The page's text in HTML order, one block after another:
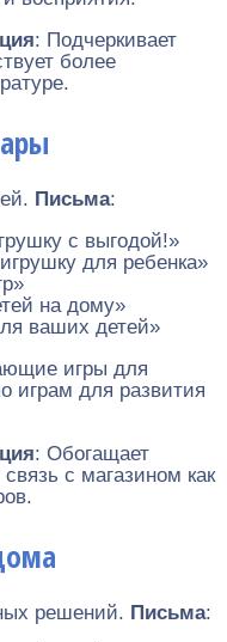
: Подчеркивает
более
Письма:
с выгодой!»
для ребенка»
на дому»
ваших детей»
игры для
играм для развития
: Обогащает
с магазином как
решений. Письма: